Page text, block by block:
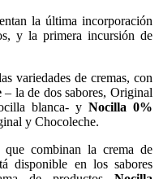
la última incorporación
y la primera incursión de
variedades de cremas, con
– la de dos sabores, Original
blanca- y Nocilla 0%
y Chocoleche.
que combinan la crema de
disponible en los sabores